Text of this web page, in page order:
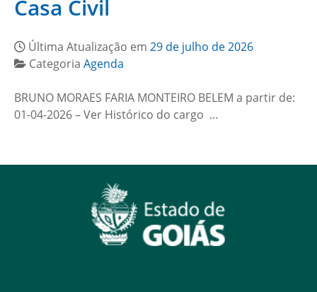
Casa Civil
Última Atualização em 29 de julho de 2026
Categoria Agenda
BRUNO MORAES FARIA MONTEIRO BELEM a partir de:
01-04-2026 – Ver Histórico do cargo …